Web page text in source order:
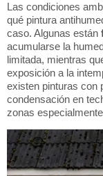
Las condiciones
qué pintura
caso. Algunas están
acumularse la
limitada, mientras
exposición a la
existen pinturas con
condensación en
zonas